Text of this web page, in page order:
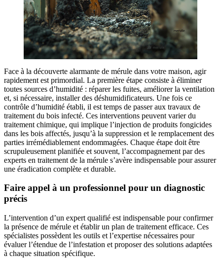
Face à la découverte alarmante de mérule dans votre maison, agir
rapidement est primordial. La première étape consiste à éliminer
toutes sources d’humidité : réparer les fuites, améliorer la ventilation
et, si nécessaire, installer des déshumidificateurs. Une fois ce
contrôle d’humidité établi, il est temps de passer aux travaux de
traitement du bois infecté. Ces interventions peuvent varier du
traitement chimique, qui implique l’injection de produits fongicides
dans les bois affectés, jusqu’à la suppression et le remplacement des
parties irrémédiablement endommagées. Chaque étape doit être
scrupuleusement planifiée et souvent, l’accompagnement par des
experts en traitement de la mérule s’avère indispensable pour assurer
une éradication complète et durable.
Faire appel à un professionnel pour un diagnostic
précis
L’intervention d’un expert qualifié est indispensable pour confirmer
la présence de mérule et établir un plan de traitement efficace. Ces
spécialistes possèdent les outils et l’expertise nécessaires pour
évaluer l’étendue de l’infestation et proposer des solutions adaptées
à chaque situation spécifique.